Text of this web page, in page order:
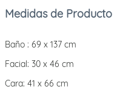
Medidas de Producto
Baño : 69 x 137 cm
Facial: 30 x 46 cm
Cara: 41 x 66 cm